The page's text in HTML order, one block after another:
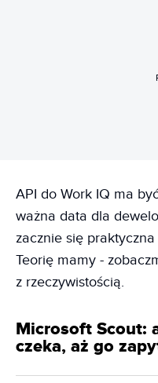
API do Work IQ ma
ważna data dla
zacznie się
Teorię mamy -
z rzeczywistością.
Microsoft Scout:
czeka, aż go